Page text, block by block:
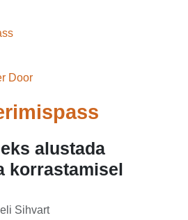
Door
alustada
korrastamisel
Sihvart